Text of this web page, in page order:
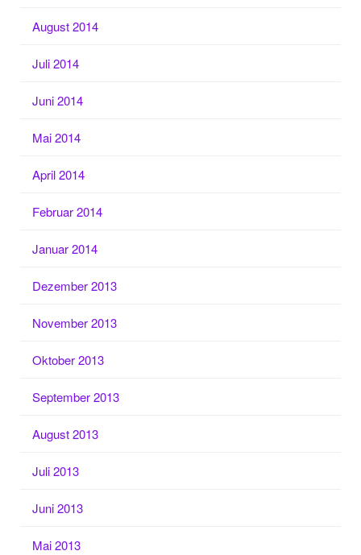
August 2014
Juli 2014
Juni 2014
Mai 2014
April 2014
Februar 2014
Januar 2014
Dezember 2013
November 2013
Oktober 2013
September 2013
August 2013
Juli 2013
Juni 2013
Mai 2013